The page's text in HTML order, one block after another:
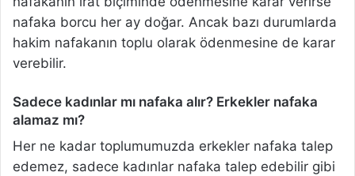
nafaka borcu her ay doğar. Ancak bazı durumlarda
hakim nafakanın toplu olarak ödenmesine de karar
verebilir.
Sadece kadınlar mı nafaka alır? Erkekler nafaka
alamaz mı?
Her ne kadar toplumumuzda erkekler nafaka talep
edemez, sadece kadınlar nafaka talep edebilir gibi